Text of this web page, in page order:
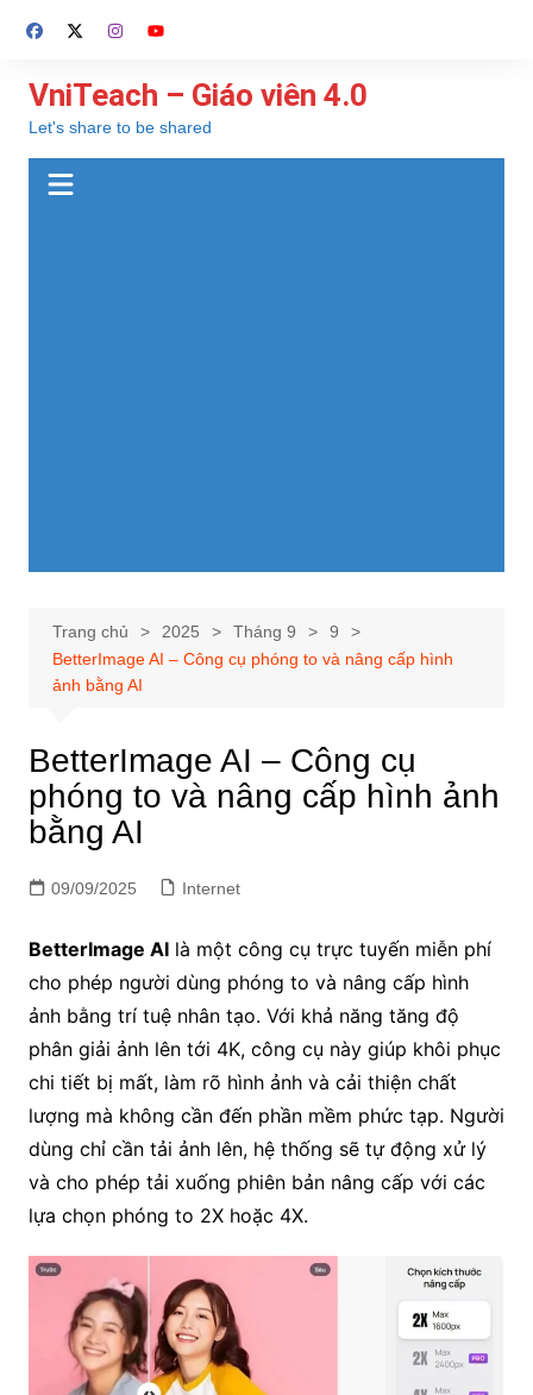
đến
dung
VniTeach – Giáo viên 4.0
Let's share to be shared
Trang chủ 2025 Tháng 9
9
BetterImage AI – Công cụ phóng to và nâng cấp hình
ảnh bằng AI
BetterImage AI – Công cụ
phóng to và nâng cấp hình ảnh
bằng AI
09/09/2025 Internet
BetterImage AIlà một công cụ trực tuyến miễn phí
cho phép người dùng phóng to và nâng cấp hình
ảnh bằng trí tuệ nhân tạo. Với khả năng tăng độ
phân giải ảnh lên tới 4K, công cụ này giúp khôi phục
chi tiết bị mất, làm rõ hình ảnh và cải thiện chất
lượng mà không cần đến phần mềm phức tạp. Người
dùng chỉ cần tải ảnh lên, hệ thống sẽ tự động xử lý
và cho phép tải xuống phiên bản nâng cấp với các
lựa chọn phóng to 2X hoặc 4X.